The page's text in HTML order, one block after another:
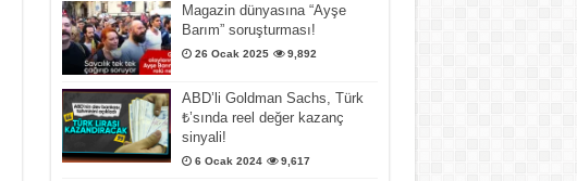
Magazin dünyasına “Ayşe
Barım” soruşturması!
26 Ocak 2025 9,892
ABD’li Goldman Sachs, Türk
₺’sında reel değer kazanç
sinyali!
6 Ocak 2024 9,617